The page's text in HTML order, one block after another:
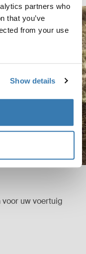
partners who
that you’ve
from your use
Show details
uw voertuig